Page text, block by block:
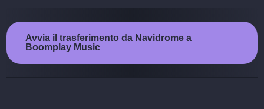
Avvia il trasferimento da Navidrome a
Boomplay Music